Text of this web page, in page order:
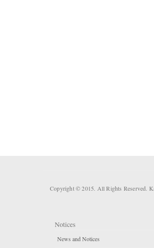
Copyright © 2015. All Rights Reserved.
Notices
News and Notices